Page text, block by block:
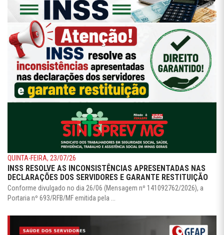
QUINTA-FEIRA, 23/07/26
INSS RESOLVE AS INCONSISTÊNCIAS APRESENTADAS NAS
DECLARAÇÕES DOS SERVIDORES E GARANTE RESTITUIÇÃO
Conforme divulgado no dia 26/06 (Mensagem nº 141092762/2026), a
Portaria nº 693/RFB/MF emitida pela ...